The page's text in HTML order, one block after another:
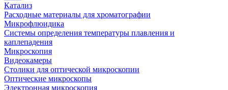
Катализ
Расходные материалы для хроматографии
Микрофлюидика
Системы определения температуры плавления и
каплепадения
Микроскопия
Видеокамеры
Столики для оптической микроскопии
Оптические микроскопы
Электронная микроскопия